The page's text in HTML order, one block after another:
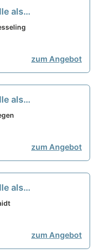
als
Betriebstechnik
zum Angebot
als
Betriebstechnik
zum Angebot
als
Betriebstechnik
zum Angebot